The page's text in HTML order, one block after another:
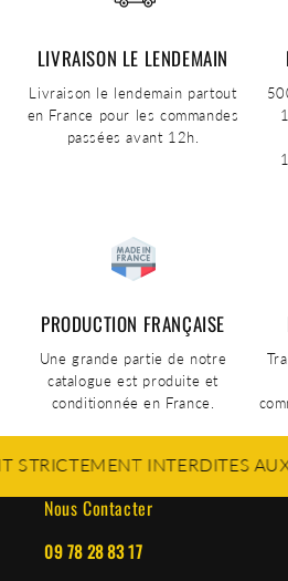
LIVRAISON LE LENDEMAIN
Livraison le lendemain partout
en France pour les commandes
passées avant 12h.
PRODUCTION FRANÇAISE
Une grande partie de notre
catalogue est produite et
conditionnée en France.
INTERDITES AUX
Nous Contacter
09 78 28 83 17